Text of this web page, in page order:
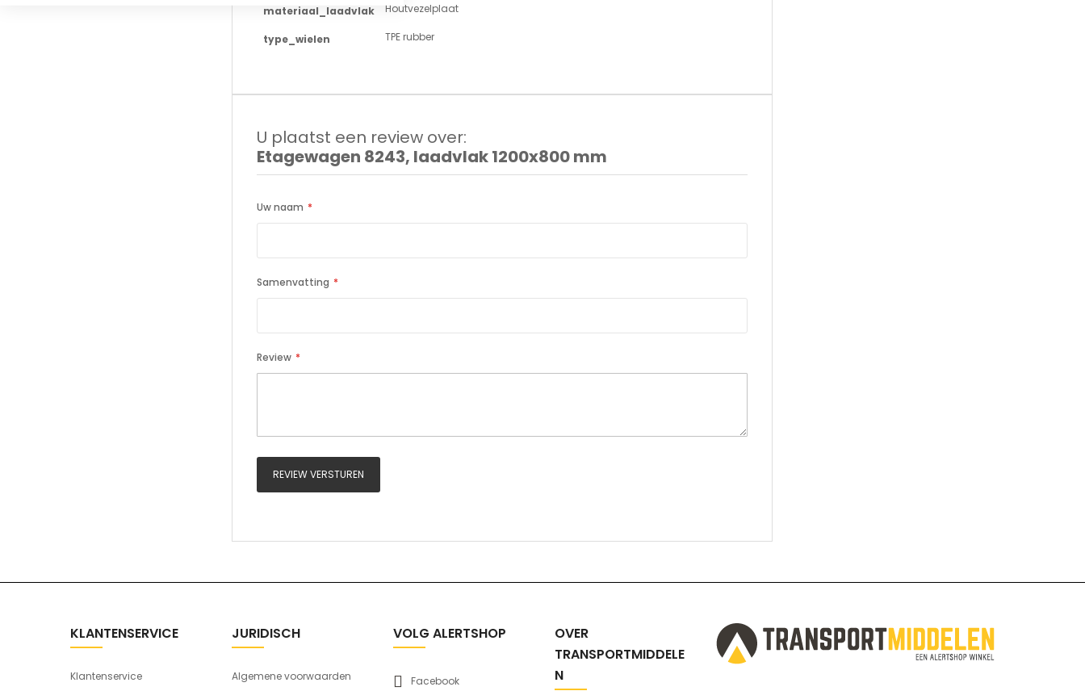
materiaal_laadvlak Houtvezelplaat
type_wielen TPE rubber
U plaatst een review over:
Etagewagen 8243, laadvlak 1200x800 mm
Uw naam
Samenvatting
Review
REVIEW VERSTUREN
KLANTENSERVICE
Klantenservice
JURIDISCH
Algemene voorwaarden
VOLG ALERTSHOP
Facebook
OVER
TRANSPORTMIDDELE
N